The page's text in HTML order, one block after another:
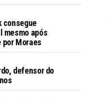
consegue
mesmo após
por Moraes
defensor do